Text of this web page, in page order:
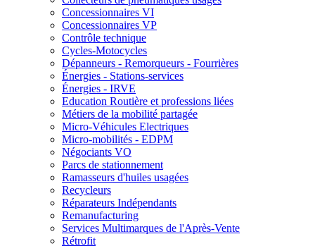
Concessionnaires VI
Concessionnaires VP
Contrôle technique
Cycles-Motocycles
Dépanneurs - Remorqueurs - Fourrières
Énergies - Stations-services
Énergies - IRVE
Education Routière et professions liées
Métiers de la mobilité partagée
Micro-Véhicules Electriques
Micro-mobilités - EDPM
Négociants VO
Parcs de stationnement
Ramasseurs d'huiles usagées
Recycleurs
Réparateurs Indépendants
Remanufacturing
Services Multimarques de l'Après-Vente
Rétrofit